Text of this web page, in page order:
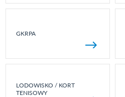
GKRPA
LODOWISKO / KORT
TENISOWY